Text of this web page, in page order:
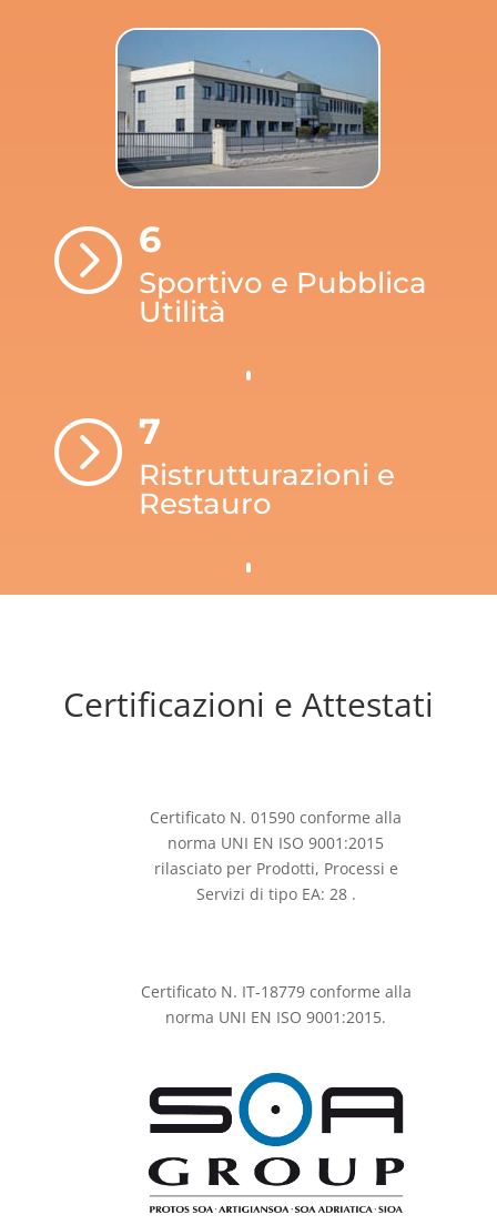
= 6
Sportivo e Pubblica
Utilità
= 7
Ristrutturazioni e
Restauro
Certificazioni e Attestati
Certificato N. 01590 conforme alla
norma UNI EN ISO 9001:2015
rilasciato per Prodotti, Processi e
Servizi di tipo EA: 28 .
Certificato N. IT-18779 conforme alla
norma UNI EN ISO 9001:2015.